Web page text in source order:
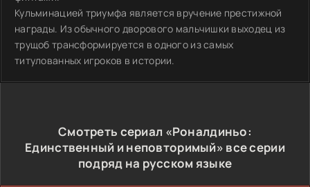
Кульминацией триумфа является вручение престижной
награды. Из обычного дворового мальчишки выходец из
трущоб трансформируется в одного из самых
титулованных игроков в истории.
Смотреть сериал «Роналдиньо:
Единственный и неповторимый» все серии
подряд на русском языке